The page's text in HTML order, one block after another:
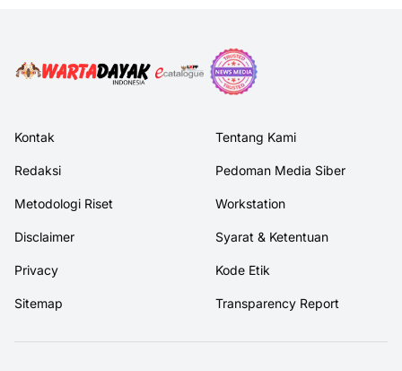
Kontak Tentang Kami
Redaksi Pedoman Media Siber
Metodologi Riset Workstation
Disclaimer Syarat & Ketentuan
Privacy Kode Etik
Sitemap Transparency Report